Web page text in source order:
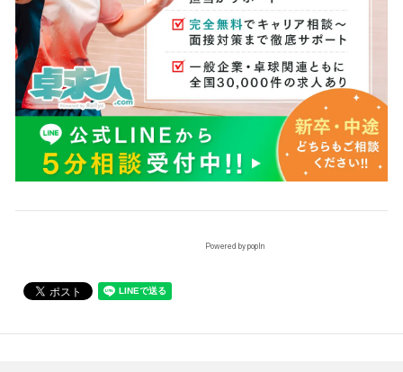
Powered by popIn